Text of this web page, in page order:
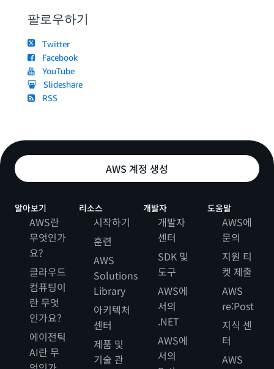
팔로우하기
Twitter
Facebook
YouTube
Slideshare
RSS
AWS 계정 생성
알아보기
AWS란
무엇인가
요?
클라우드
컴퓨팅이
란 무엇
인가요?
에이전틱
AI란 무
리소스
시작하기
훈련
AWS
Solutions
Library
아키텍처
센터
제품 및
기술 관
개발자
개발자
센터
SDK 및
도구
AWS에
서의
.NET
AWS에
서의
도움말
AWS에
문의
지원 티
켓 제출
AWS
re:Post
지식 센
터
AWS